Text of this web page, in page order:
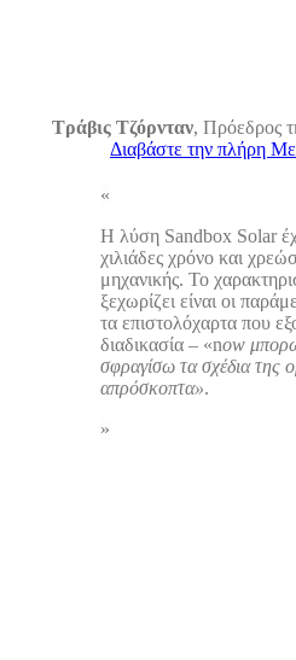
Τράβις Τζόρνταν, Πρόεδρος
Διαβάστε την πλήρη
Η λύση Sandbox Solar
χιλιάδες χρόνο και
μηχανικής. Το
ξεχωρίζει είναι οι
τα επιστολόχαρτα που
διαδικασία – «now
σφραγίσω τα σχέδια της
απρόσκοπτα».